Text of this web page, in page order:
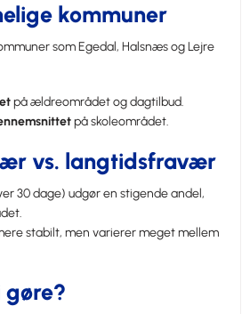
kommuner
som Egedal, Halsnæs og Lejre
på ældreområdet og dagtilbud.
på skoleområdet.
vs. langtidsfravær
30 dage) udgør en stigende andel,
stabilt, men varierer meget mellem
gøre?